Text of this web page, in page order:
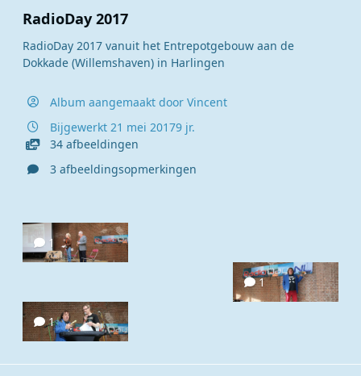
RadioDay 2017
RadioDay 2017 vanuit het Entrepotgebouw aan de
Dokkade (Willemshaven) in Harlingen
Album aangemaakt door Vincent
Bijgewerkt 21 mei 20179 jr.
34 afbeeldingen
3 afbeeldingsopmerkingen
1
1
1